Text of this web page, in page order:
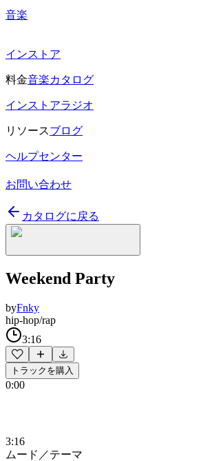
音楽
インストア
料金音楽カタログ
インストアラジオ
リソースブログ
ヘルプセンター
お問い合わせ
カタログに戻る
Weekend Party
byFnky
hip-hop/rap
3:16
トラックを購入
0:00
3:16
ムード／テーマ